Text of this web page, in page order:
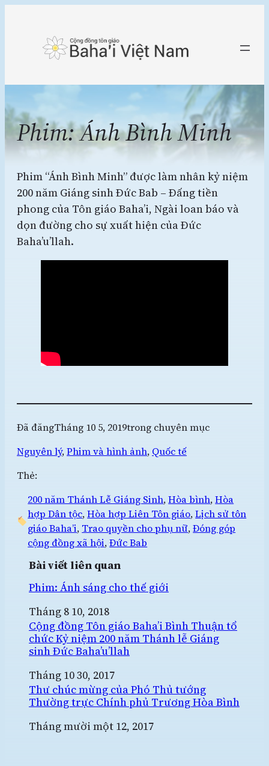
Phim: Ánh Bình Minh
Phim “Ánh Bình Minh” được làm nhân kỷ niệm
200 năm Giáng sinh Đức Bab – Đấng tiền
phong của Tôn giáo Baha’i, Ngài loan báo và
dọn đường cho sự xuất hiện của Đức
Baha’u’llah.
Đã đăngTháng 10 5, 2019trong chuyên mục
Nguyên lý, Phim và hình ảnh, Quốc tế
Thẻ:
200 năm Thánh Lễ Giáng Sinh, Hòa bình, Hòa
hợp Dân tộc, Hòa hợp Liên Tôn giáo, Lịch sử tôn
giáo Baha’i, Trao quyền cho phụ nữ, Đóng góp
cộng đồng xã hội, Đức Bab
Bài viết liên quan
Phim: Ánh sáng cho thế giới
Ngày
Tháng 8 10, 2018
Cộng đồng Tôn giáo Baha’i Bình Thuận tổ
chức Kỷ niệm 200 năm Thánh lễ Giáng
sinh Đức Baha’u’llah
Ngày
Tháng 10 30, 2017
Thư chúc mừng của Phó Thủ tướng
Thường trực Chính phủ Trương Hòa Bình
Ngày
Tháng mười một 12, 2017